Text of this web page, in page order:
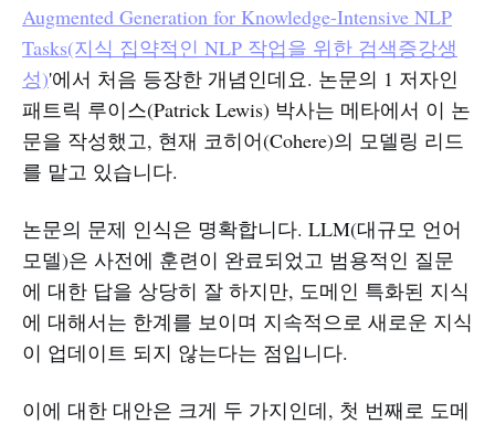
Augmented Generation for Knowledge-Intensive NLP
Tasks(지식 집약적인 NLP 작업을 위한 검색증강생
성)'에서 처음 등장한 개념인데요. 논문의 1 저자인
패트릭 루이스(Patrick Lewis) 박사는 메타에서 이 논
문을 작성했고, 현재 코히어(Cohere)의 모델링 리드
를 맡고 있습니다.
논문의 문제 인식은 명확합니다. LLM(대규모 언어
모델)은 사전에 훈련이 완료되었고 범용적인 질문
에 대한 답을 상당히 잘 하지만, 도메인 특화된 지식
에 대해서는 한계를 보이며 지속적으로 새로운 지식
이 업데이트 되지 않는다는 점입니다.
이에 대한 대안은 크게 두 가지인데, 첫 번째로 도메